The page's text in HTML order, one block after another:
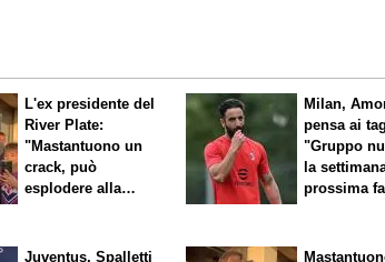
L'ex presidente del
River Plate:
"Mastantuono un
crack, può
esplodere alla
Milan,
pensa ai
"Gruppo
la
prossima
Juventus, Spalletti